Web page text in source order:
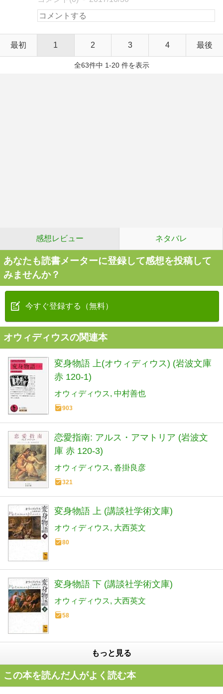
最初 1 2 3 4 最後
全63件中 1-20 件を表示
感想レビュー ネタバレ
あなたも読書メーターに登録して感想を投稿して
みませんか？
今すぐ登録する（無料）
オウィディウスの関連本
変身物語 上(オウィディウス) (岩波文庫
赤 120-1)
オウィディウス 中村善也
903
恋愛指南: アルス・アマトリア (岩波文
庫 赤 120-3)
オウィディウス 沓掛良彦
321
変身物語 上 (講談社学術文庫)
オウィディウス 大西英文
80
変身物語 下 (講談社学術文庫)
オウィディウス 大西英文
58
もっと見る
この本を読んだ人がよく読む本